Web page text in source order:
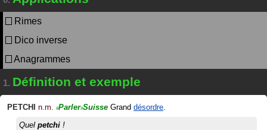
Rimes
Dico inverse
Anagrammes
1. Définition et exemple
PETCHI n.m. #Parler#Suisse Grand désordre.
Quel petchi !